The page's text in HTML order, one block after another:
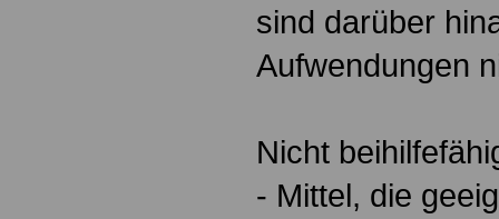
sind darüber
Aufwendungen
Nicht
- Mittel, die